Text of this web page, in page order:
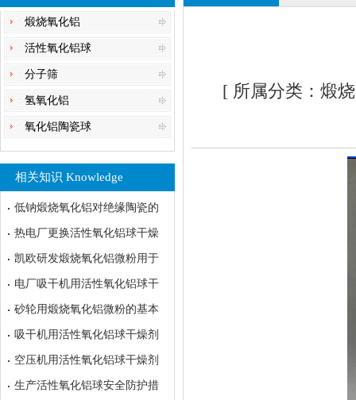
煅烧氧化铝
活性氧化铝球
分子筛
氢氧化铝
氧化铝陶瓷球
相关知识 Knowledge
低钠煅烧氧化铝对绝缘陶瓷的
热电厂更换活性氧化铝球干燥
凯欧研发煅烧氧化铝微粉用于
电厂吸干机用活性氧化铝球干
砂轮用煅烧氧化铝微粉的基本
吸干机用活性氧化铝球干燥剂
空压机用活性氧化铝球干燥剂
生产活性氧化铝球安全防护措
[ 所属分类：煅